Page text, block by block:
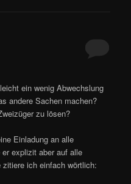
ein wenig Abwechslung
andere Sachen machen?
zu lösen?
Einladung an alle
explizit aber auf alle
ich einfach wörtlich: